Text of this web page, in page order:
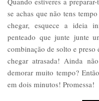
se achas que não tens
chegar, esquece a ideia
penteado que junte junte
combinação de solto e
chegar atrasada! Ainda
demorar muito tempo?
em dois minutos! Promessa!